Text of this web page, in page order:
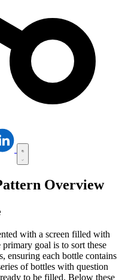
Overview
with a screen filled with
goal is to sort these
ensuring each bottle contains
of bottles with question
to be filled. Below these